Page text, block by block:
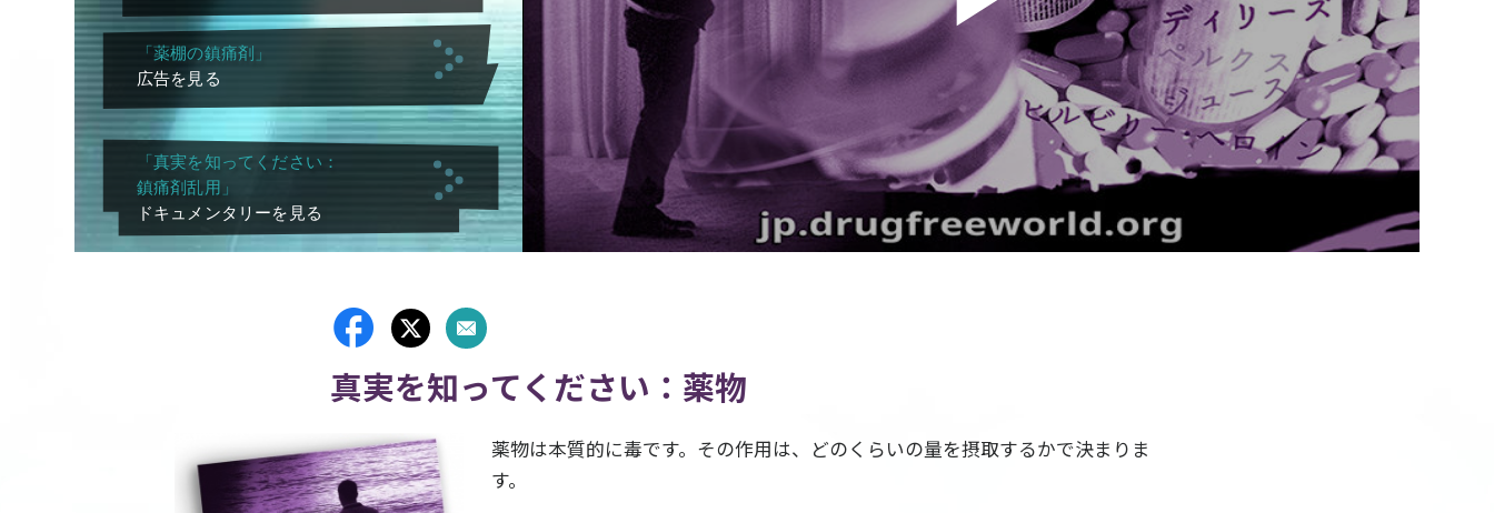
Play
Video
「薬棚の鎮痛剤」
広告を見る
「真実を知ってください：
鎮痛剤乱用」
ドキュメンタリーを見る
真実を知ってください：薬物
薬物は本質的に毒です。その作用は、どのくらいの量を摂取するかで決まりま
す。